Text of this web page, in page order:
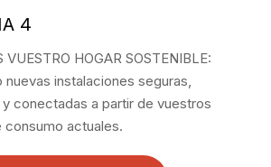
4
VUESTRO HOGAR SOSTENIBLE:
nuevas instalaciones seguras,
conectadas a partir de vuestros
consumo actuales.